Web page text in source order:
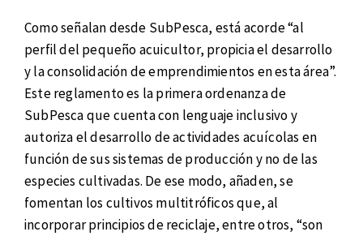
Como señalan desde SubPesca, está acorde “al
perfil del pequeño acuicultor, propicia el desarrollo
y la consolidación de emprendimientos en esta área”.
Este reglamento es la primera ordenanza de
SubPesca que cuenta con lenguaje inclusivo y
autoriza el desarrollo de actividades acuícolas en
función de sus sistemas de producción y no de las
especies cultivadas. De ese modo, añaden, se
fomentan los cultivos multitróficos que, al
incorporar principios de reciclaje, entre otros, “son